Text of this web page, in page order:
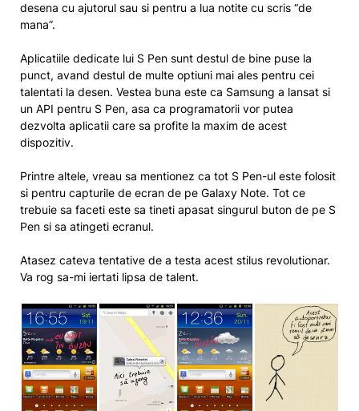
desena cu ajutorul sau si pentru a lua notite cu scris “de
mana”.
Aplicatiile dedicate lui S Pen sunt destul de bine puse la
punct, avand destul de multe optiuni mai ales pentru cei
talentati la desen. Vestea buna este ca Samsung a lansat si
un API pentru S Pen, asa ca programatorii vor putea
dezvolta aplicatii care sa profite la maxim de acest
dispozitiv.
Printre altele, vreau sa mentionez ca tot S Pen-ul este folosit
si pentru capturile de ecran de pe Galaxy Note. Tot ce
trebuie sa faceti este sa tineti apasat singurul buton de pe S
Pen si sa atingeti ecranul.
Atasez cateva tentative de a testa acest stilus revolutionar.
Va rog sa-mi iertati lipsa de talent.